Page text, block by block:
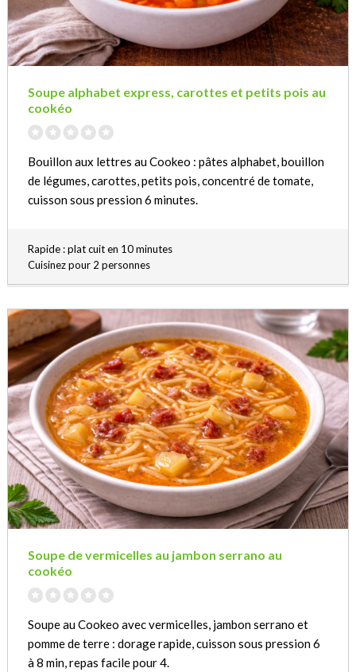
Soupe alphabet express, carottes et petits pois au
cookéo
Bouillon aux lettres au Cookeo : pâtes alphabet, bouillon
de légumes, carottes, petits pois, concentré de tomate,
cuisson sous pression 6 minutes.
Rapide : plat cuit en 10 minutes
Cuisinez pour 2 personnes
Soupe de vermicelles au jambon serrano au
cookéo
Soupe au Cookeo avec vermicelles, jambon serrano et
pomme de terre : dorage rapide, cuisson sous pression 6
à 8 min, repas facile pour 4.